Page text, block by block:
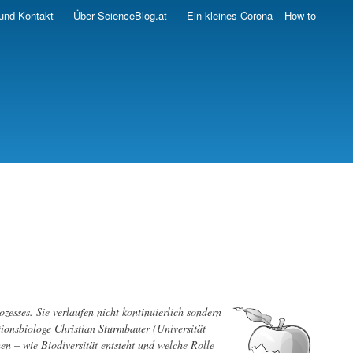
Kontakt Über ScienceBlog.at Ein kleines Corona – How-to
Sie verlaufen nicht kontinuierlich sondern
Christian Sturmbauer (Universität
– wie Biodiversität entsteht und welche Rolle